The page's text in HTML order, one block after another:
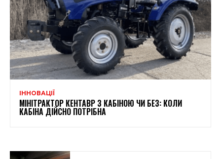
ІННОВАЦІЇ
МІНІТРАКТОР КЕНТАВР З КАБІНОЮ ЧИ БЕЗ: КОЛИ
КАБІНА ДІЙСНО ПОТРІБНА